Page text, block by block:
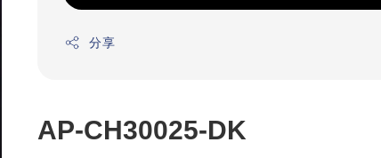
分享
AP-CH30025-DK